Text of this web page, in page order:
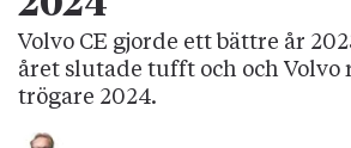
Volvo CE gjorde ett bättre år
året slutade tufft och och Volvo
trögare 2024.